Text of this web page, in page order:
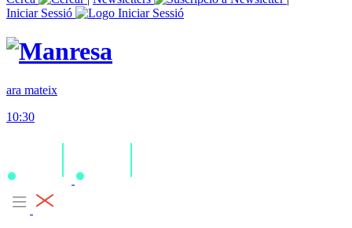
Iniciar Sessió
ara mateix
10:30